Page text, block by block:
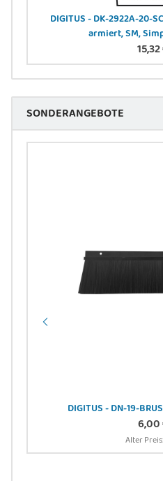
DIGITUS - DK-2922A-20-
armiert, SM,
SONDERANGEBOTE
DIGITUS - DN-19-
6,00
Alter Preis: